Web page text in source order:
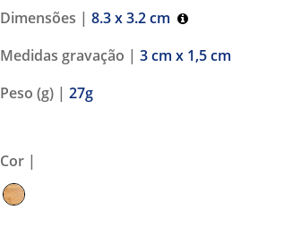
Dimensões | 8.3 x 3.2 cm
Medidas gravação | 3 cm x 1,5 cm
Peso (g) | 27g
Cor |